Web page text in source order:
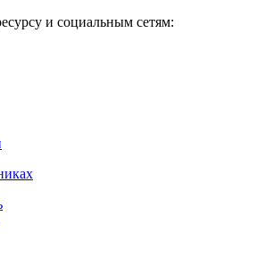
и социальным сетям: